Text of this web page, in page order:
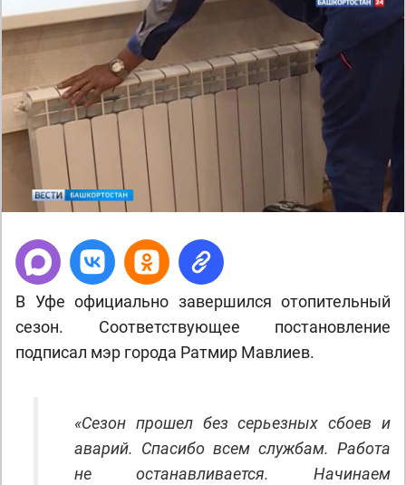
В Уфе официально завершился отопительный
сезон. Соответствующее постановление
подписал мэр города Ратмир Мавлиев.
«Сезон прошел без серьезных сбоев и
аварий. Спасибо всем службам. Работа
не останавливается. Начинаем